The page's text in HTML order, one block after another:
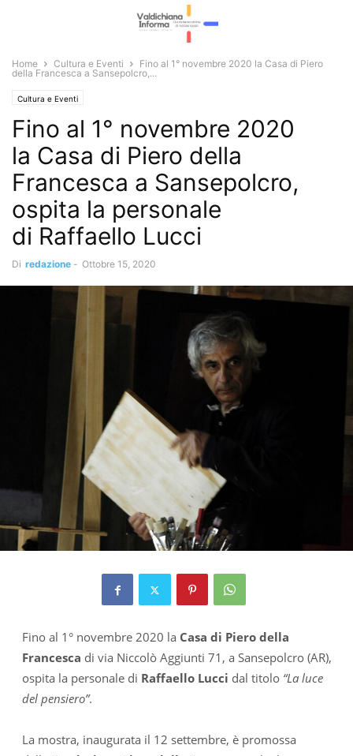
Home Cultura e Eventi
Fino al 1° novembre 2020 la Casa di Piero
della Francesca a Sansepolcro,...
Cultura e Eventi
Fino al 1° novembre 2020
la Casa di Piero della
Francesca a Sansepolcro,
ospita la personale
di Raffaello Lucci
Di redazione - Ottobre 15, 2020
Fino al 1° novembre 2020 la Casa di Piero della
Francesca di via Niccolò Aggiunti 71, a Sansepolcro (AR),
ospita la personale di Raffaello Lucci dal titolo “La luce
del pensiero”.
La mostra, inaugurata il 12 settembre, è promossa